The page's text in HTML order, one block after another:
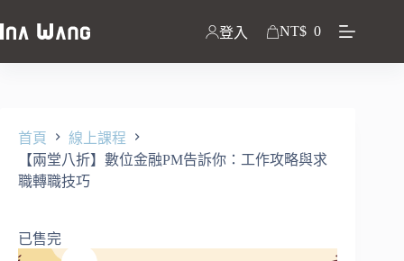
登入 NT$ 0
首頁
線上課程
【兩堂八折】數位金融PM告訴你：工作攻略與求
職轉職技巧
已售完